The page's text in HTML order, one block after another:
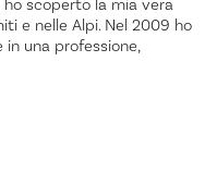
scoperto la mia vera
e nelle Alpi. Nel 2009 ho
una professione,